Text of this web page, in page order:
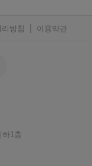
방침 이용약관
하1층